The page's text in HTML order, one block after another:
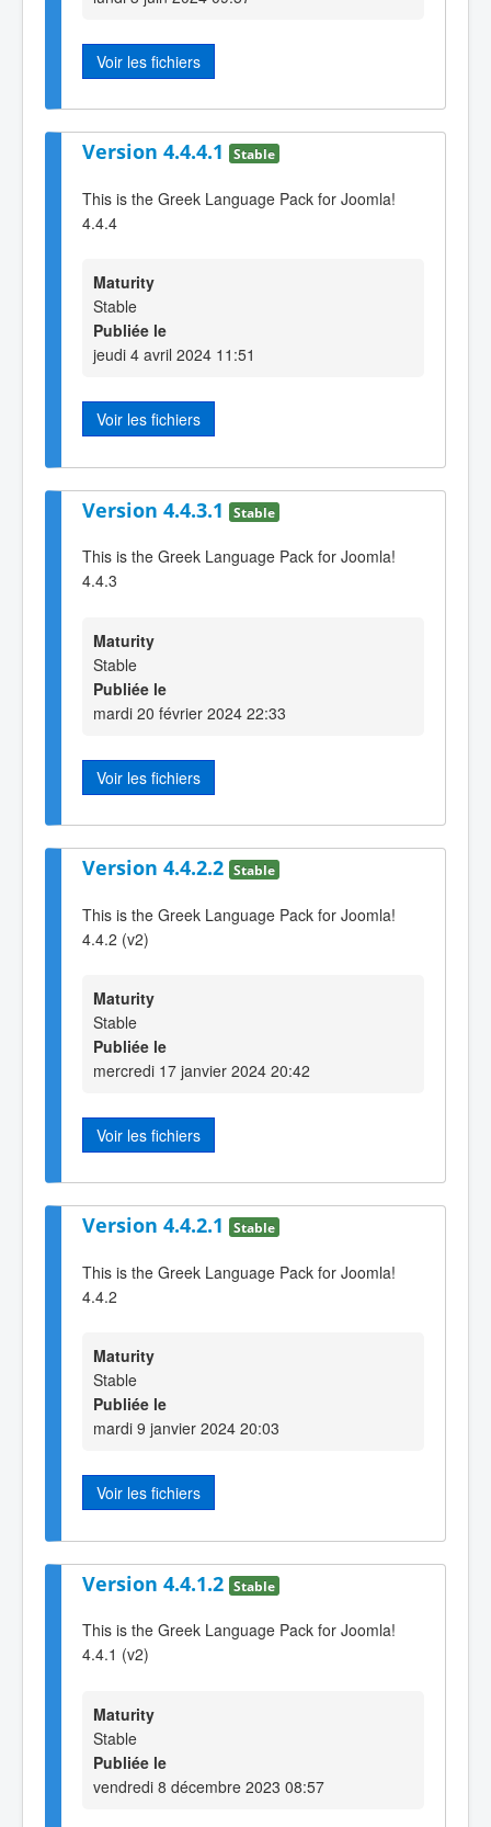
Voir les fichiers
Version 4.4.4.1 Stable
This is the Greek Language Pack for Joomla!
4.4.4
Maturity
Stable
Publiée le
jeudi 4 avril 2024 11:51
Voir les fichiers
Version 4.4.3.1 Stable
This is the Greek Language Pack for Joomla!
4.4.3
Maturity
Stable
Publiée le
mardi 20 février 2024 22:33
Voir les fichiers
Version 4.4.2.2 Stable
This is the Greek Language Pack for Joomla!
4.4.2 (v2)
Maturity
Stable
Publiée le
mercredi 17 janvier 2024 20:42
Voir les fichiers
Version 4.4.2.1 Stable
This is the Greek Language Pack for Joomla!
4.4.2
Maturity
Stable
Publiée le
mardi 9 janvier 2024 20:03
Voir les fichiers
Version 4.4.1.2 Stable
This is the Greek Language Pack for Joomla!
4.4.1 (v2)
Maturity
Stable
Publiée le
vendredi 8 décembre 2023 08:57